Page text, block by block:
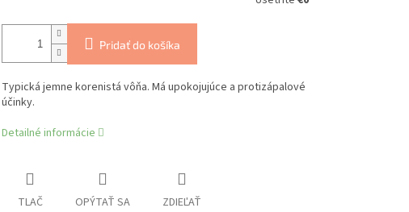
Pridať do košíka
Typická jemne korenistá vôňa. Má upokojujúce a protizápalové
účinky.
Detailné informácie
TLAČ OPÝTAŤ SA ZDIEĽAŤ